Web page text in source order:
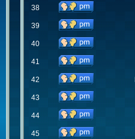
38
39
40
41
42
43
44
45